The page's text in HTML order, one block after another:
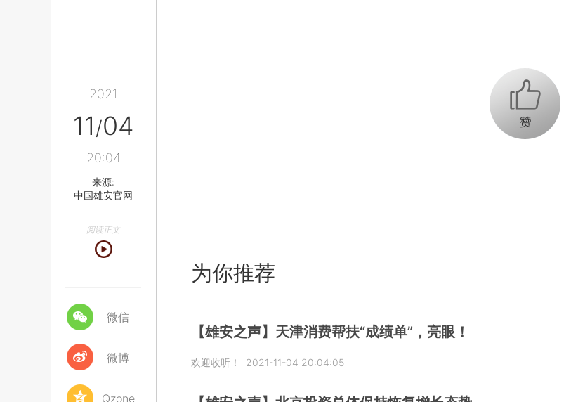
2021
11/04
20:04
来源:
中国雄安官网
阅读正文
微信
微博
Qzone
+1
为你推荐
【雄安之声】天津消费帮扶“成绩单”，亮眼！
欢迎收听！ 2021-11-04 20:04:05